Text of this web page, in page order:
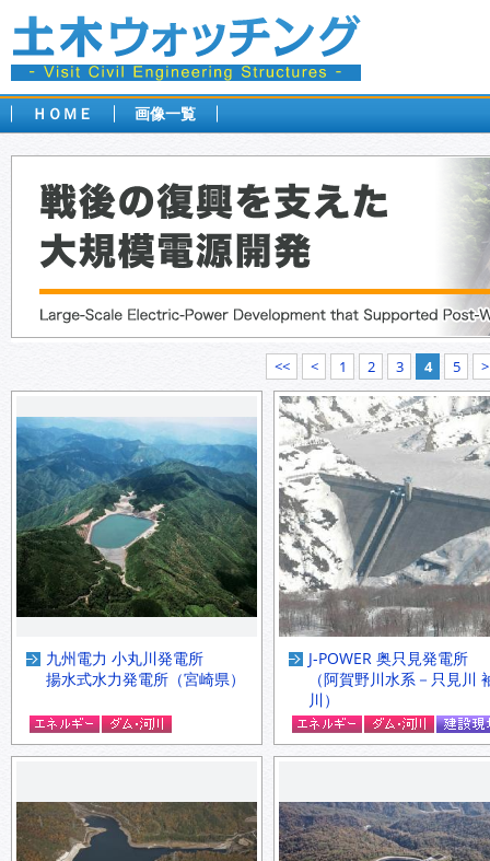
ＨＯＭＥ 画像一覧
<< < 1 2 3 4 5 >
九州電力 小丸川発電所
揚水式水力発電所（宮崎県）
J-POWER 奥只見発電所
（阿賀野川水系－只見川
川）